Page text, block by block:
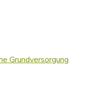
Grundversorgung